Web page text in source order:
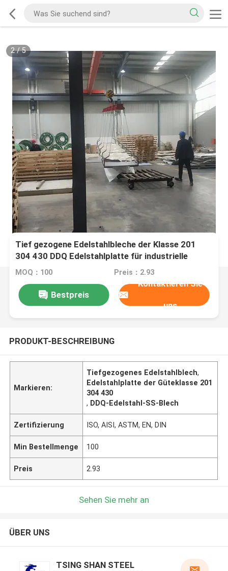
2/5
Tief gezogene Edelstahlbleche der Klasse 201
304 430 DDQ Edelstahlplatte für industrielle
Anwendungen
MOQ：100 Preis：2.93
Bestpreis
Kontaktieren Sie
uns
PRODUKT-BESCHREIBUNG
Markieren:
Tiefgezogenes Edelstahlblech,
Edelstahlplatte der Güteklasse 201
304 430
, DDQ-Edelstahl-SS-Blech
Zertifizierung ISO, AISI, ASTM, EN, DIN
Min Bestellmenge 100
Preis 2.93
Sehen Sie mehr an
ÜBER UNS
TSING SHAN STEEL